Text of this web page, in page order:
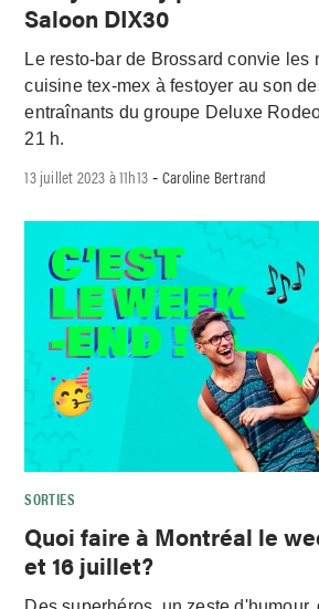
Saloon DIX30
Le resto-bar de Brossard convie les
cuisine tex-mex à festoyer au son
entraînants du groupe Deluxe
21 h.
13 juillet 2023 à 11h13 -Caroline Bertrand
SORTIES
Quoi faire à Montréal le
et 16 juillet?